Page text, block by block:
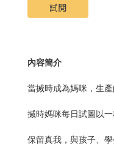
試閱
內容簡介
當搣時成為媽咪，生
搣時媽咪每日試圖以
保留真我，與孩子、學